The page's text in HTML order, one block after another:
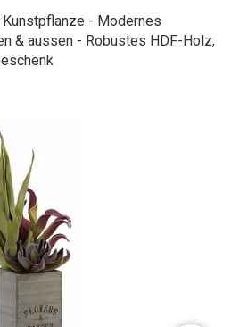
- Modernes
& aussen - Robustes HDF-Holz,